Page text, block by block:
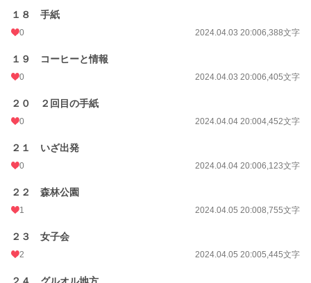
１８ 手紙
0 2024.04.03 20:006,388文字
１９ コーヒーと情報
0 2024.04.03 20:006,405文字
２０ ２回目の手紙
0 2024.04.04 20:004,452文字
２１ いざ出発
0 2024.04.04 20:006,123文字
２２ 森林公園
1 2024.04.05 20:008,755文字
２３ 女子会
2 2024.04.05 20:005,445文字